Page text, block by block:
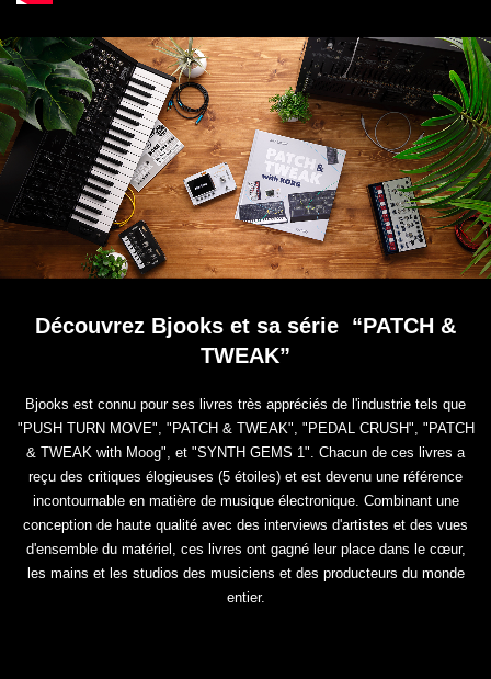
Découvrez Bjooks et sa série “PATCH &
TWEAK”
Bjooks est connu pour ses livres très appréciés de l'industrie tels que
"PUSH TURN MOVE", "PATCH & TWEAK", "PEDAL CRUSH", "PATCH
& TWEAK with Moog", et "SYNTH GEMS 1". Chacun de ces livres a
reçu des critiques élogieuses (5 étoiles) et est devenu une référence
incontournable en matière de musique électronique. Combinant une
conception de haute qualité avec des interviews d'artistes et des vues
d'ensemble du matériel, ces livres ont gagné leur place dans le cœur,
les mains et les studios des musiciens et des producteurs du monde
entier.